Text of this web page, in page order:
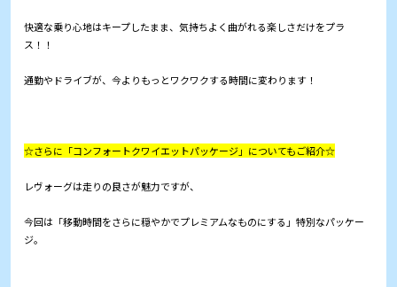
快適な乗り心地はキープしたまま、気持ちよく曲がれる楽しさだけをプラ
ス！！
通勤やドライブが、今よりもっとワクワクする時間に変わります！
☆さらに「コンフォートクワイエットパッケージ」についてもご紹介☆
レヴォーグは走りの良さが魅力ですが、
今回は「移動時間をさらに穏やかでプレミアムなものにする」特別なパッケー
ジ。